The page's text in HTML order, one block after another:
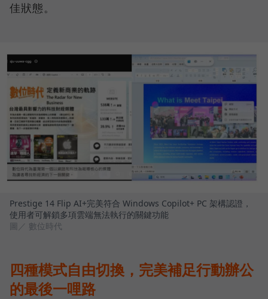
佳狀態。
Prestige 14 Flip AI+完美符合 Windows Copilot+ PC 架構認證，
使用者可解鎖多項雲端無法執行的關鍵功能
圖／ 數位時代
四種模式自由切換，完美補足行動辦公
的最後一哩路